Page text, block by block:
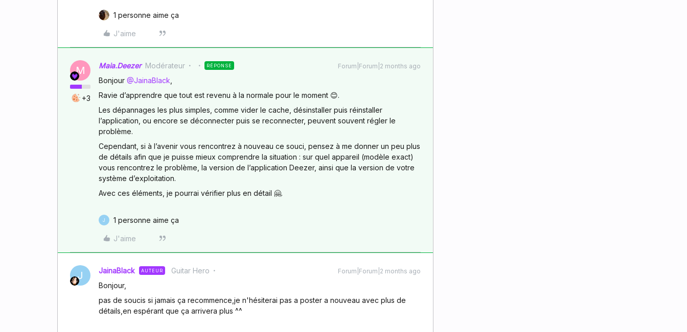
1 personne aime ça
J'aime
M
+3
Maia.Deezer Modérateur RÉPONSE Forum|Forum|2 months ago
Bonjour ​ @JainaBlack
Ravie d’apprendre que tout est revenu à la normale pour le moment 😊.
Les dépannages les plus simples, comme vider le cache, désinstaller puis réinstaller
l’application, ou encore se déconnecter puis se reconnecter, peuvent souvent régler le
problème.
Cependant, si à l’avenir vous rencontrez à nouveau ce souci, pensez à me donner un peu plus
de détails afin que je puisse mieux comprendre la situation : sur quel appareil (modèle exact)
vous rencontrez le problème, la version de l’application Deezer, ainsi que la version de votre
système d’exploitation.
Avec ces éléments, je pourrai vérifier plus en détail 🤗.
J 1 personne aime ça
J'aime
J JainaBlack AUTEUR Guitar Hero Forum|Forum|2 months ago
Bonjour,
pas de soucis si jamais ça recommence,je n'hésiterai pas a poster a nouveau avec plus de
détails,en espérant que ça arrivera plus ^^